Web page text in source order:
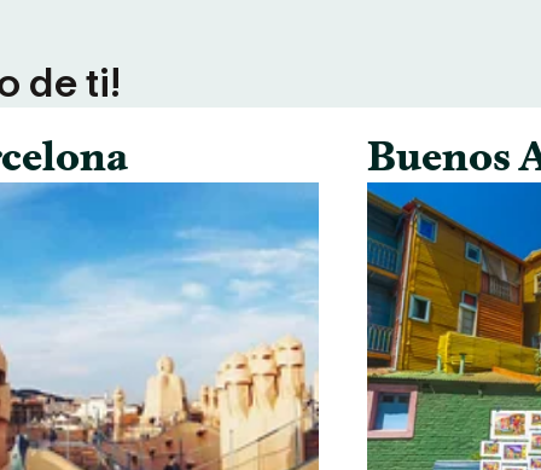
de ti!
Buenos